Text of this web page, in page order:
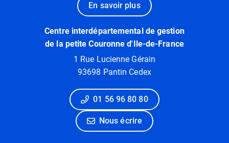
En savoir plus
Centre interdépartemental de gestion
de la petite Couronne d'Ile-de-France
1 Rue Lucienne Gérain
93698 Pantin Cedex
01 56 96 80 80
Nous écrire